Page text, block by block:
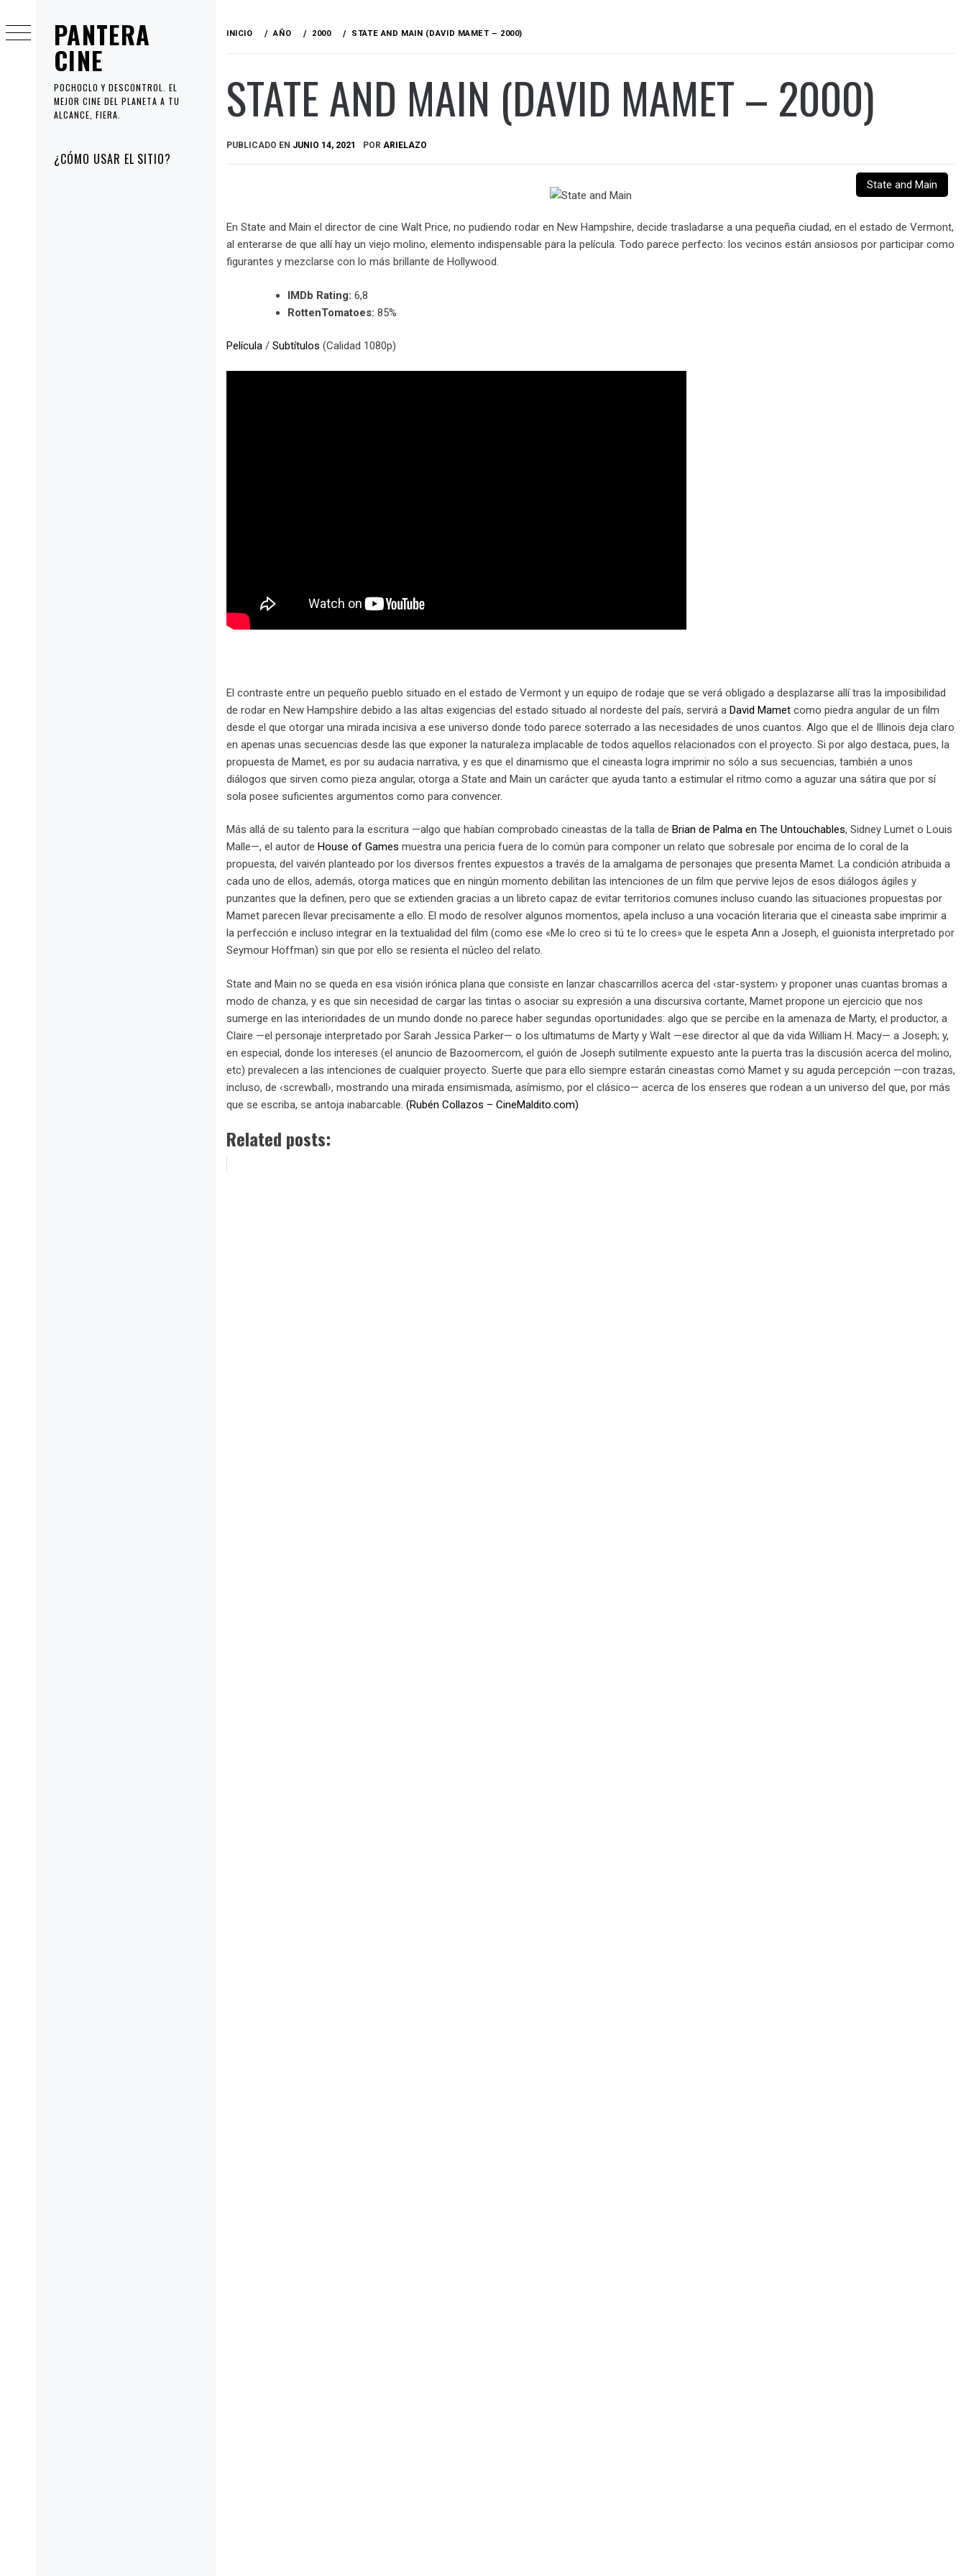
PANTERA
CINE
POCHOCLO Y DESCONTROL. EL
MEJOR CINE DEL PLANETA A TU
ALCANCE, FIERA.
principal
¿CÓMO USAR EL SITIO?
al
contenido
INICIO AÑO 2000 STATE AND MAIN (DAVID MAMET – 2000)
STATE AND MAIN (DAVID MAMET – 2000)
PUBLICADO EN JUNIO 14, 2021 POR ARIELAZO
State and Main
En State and Main el director de cine Walt Price, no pudiendo rodar en New Hampshire, decide trasladarse a una pequeña ciudad, en el estado de Vermont,
al enterarse de que allí hay un viejo molino, elemento indispensable para la película. Todo parece perfecto: los vecinos están ansiosos por participar como
figurantes y mezclarse con lo más brillante de Hollywood.
IMDb Rating: 6,8
RottenTomatoes: 85%
Película / Subtítulos (Calidad 1080p)
El contraste entre un pequeño pueblo situado en el estado de Vermont y un equipo de rodaje que se verá obligado a desplazarse allí tras la imposibilidad
de rodar en New Hampshire debido a las altas exigencias del estado situado al nordeste del país, servirá a David Mamet como piedra angular de un film
desde el que otorgar una mirada incisiva a ese universo donde todo parece soterrado a las necesidades de unos cuantos. Algo que el de Illinois deja claro
en apenas unas secuencias desde las que exponer la naturaleza implacable de todos aquellos relacionados con el proyecto. Si por algo destaca, pues, la
propuesta de Mamet, es por su audacia narrativa, y es que el dinamismo que el cineasta logra imprimir no sólo a sus secuencias, también a unos
diálogos que sirven como pieza angular, otorga a State and Main un carácter que ayuda tanto a estimular el ritmo como a aguzar una sátira que por sí
sola posee suficientes argumentos como para convencer.
Más allá de su talento para la escritura —algo que habían comprobado cineastas de la talla de Brian de Palma en The Untouchables, Sidney Lumet o Louis
Malle—, el autor de House of Games muestra una pericia fuera de lo común para componer un relato que sobresale por encima de lo coral de la
propuesta, del vaivén planteado por los diversos frentes expuestos a través de la amalgama de personajes que presenta Mamet. La condición atribuida a
cada uno de ellos, además, otorga matices que en ningún momento debilitan las intenciones de un film que pervive lejos de esos diálogos ágiles y
punzantes que la definen, pero que se extienden gracias a un libreto capaz de evitar territorios comunes incluso cuando las situaciones propuestas por
Mamet parecen llevar precisamente a ello. El modo de resolver algunos momentos, apela incluso a una vocación literaria que el cineasta sabe imprimir a
la perfección e incluso integrar en la textualidad del film (como ese «Me lo creo si tú te lo crees» que le espeta Ann a Joseph, el guionista interpretado por
Seymour Hoffman) sin que por ello se resienta el núcleo del relato.
State and Main no se queda en esa visión irónica plana que consiste en lanzar chascarrillos acerca del ‹star-system› y proponer unas cuantas bromas a
modo de chanza, y es que sin necesidad de cargar las tintas o asociar su expresión a una discursiva cortante, Mamet propone un ejercicio que nos
sumerge en las interioridades de un mundo donde no parece haber segundas oportunidades: algo que se percibe en la amenaza de Marty, el productor, a
Claire —el personaje interpretado por Sarah Jessica Parker— o los ultimatums de Marty y Walt —ese director al que da vida William H. Macy— a Joseph; y,
en especial, donde los intereses (el anuncio de Bazoomercom, el guión de Joseph sutilmente expuesto ante la puerta tras la discusión acerca del molino,
etc) prevalecen a las intenciones de cualquier proyecto. Suerte que para ello siempre estarán cineastas como Mamet y su aguda percepción —con trazas,
incluso, de ‹screwball›, mostrando una mirada ensimismada, asímismo, por el clásico— acerca de los enseres que rodean a un universo del que, por más
que se escriba, se antoja inabarcable. (Rubén Collazos – CineMaldito.com)
Related posts: